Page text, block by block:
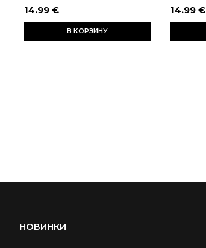
14.99 €
В КОРЗИНУ
14.99 €
НОВИНКИ